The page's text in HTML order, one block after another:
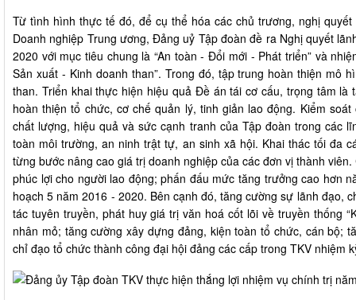
Từ tình hình thực tế đó, để cụ thể hóa các chủ trương, nghị
Doanh nghiệp Trung ương, Đảng uỷ Tập đoàn đề ra Nghị quyết
2020 với mục tiêu chung là “An toàn - Đổi mới - Phát triển” và
Sản xuất - Kinh doanh than”. Trong đó, tập trung hoàn thiện mô
than. Triển khai thực hiện hiệu quả Đề án tái cơ cấu, trọng tâm là
hoàn thiện tổ chức, cơ chế quản lý, tinh giản lao động. Kiểm
chất lượng, hiệu quả và sức cạnh tranh của Tập đoàn trong các
toàn môi trường, an ninh trật tự, an sinh xã hội. Khai thác tối đa
từng bước nâng cao giá trị doanh nghiệp của các đơn vị thành
phúc lợi cho người lao động; phấn đấu mức tăng trưởng cao hơn
hoạch 5 năm 2016 - 2020. Bên cạnh đó, tăng cường sự lãnh đạo,
tác tuyên truyền, phát huy giá trị văn hoá cốt lõi về truyền thống
nhân mỏ; tăng cường xây dựng đảng, kiện toàn tổ chức, cán bộ;
chỉ đạo tổ chức thành công đại hội đảng các cấp trong TKV nhiệm